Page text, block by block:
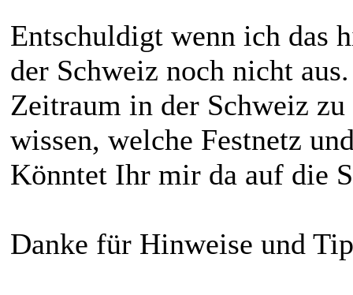
Entschuldigt wenn ich das
der Schweiz noch nicht
Zeitraum in der Schweiz
wissen, welche Festnetz
Könntet Ihr mir da auf die
Danke für Hinweise und